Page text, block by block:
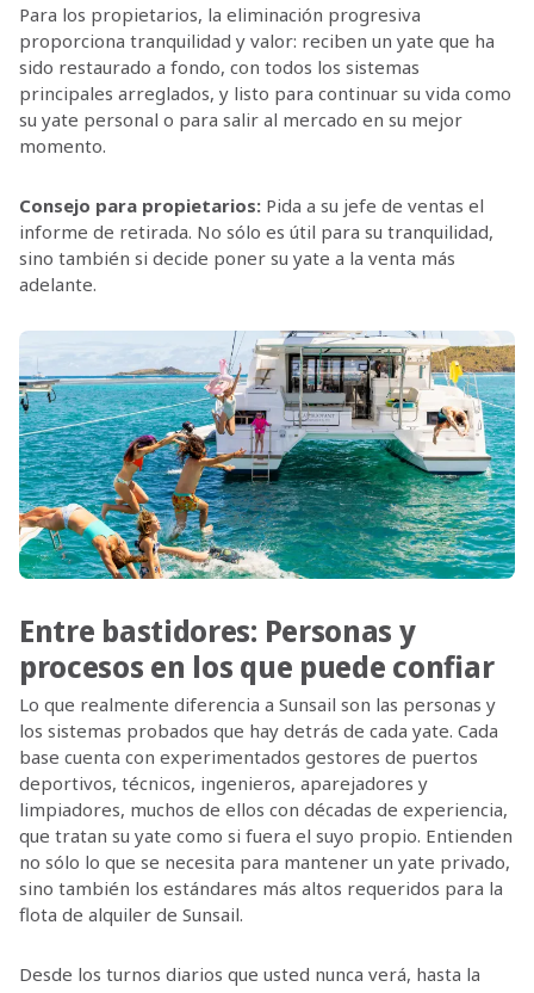
Para los propietarios, la eliminación progresiva
proporciona tranquilidad y valor: reciben un yate que ha
sido restaurado a fondo, con todos los sistemas
principales arreglados, y listo para continuar su vida como
su yate personal o para salir al mercado en su mejor
momento.
Consejo para propietarios:Pida a su jefe de ventas el
informe de retirada. No sólo es útil para su tranquilidad,
sino también si decide poner su yate a la venta más
adelante.
Entre bastidores: Personas y
procesos en los que puede confiar
Lo que realmente diferencia a Sunsail son las personas y
los sistemas probados que hay detrás de cada yate. Cada
base cuenta con experimentados gestores de puertos
deportivos, técnicos, ingenieros, aparejadores y
limpiadores, muchos de ellos con décadas de experiencia,
que tratan su yate como si fuera el suyo propio. Entienden
no sólo lo que se necesita para mantener un yate privado,
sino también los estándares más altos requeridos para la
flota de alquiler de Sunsail.
Desde los turnos diarios que usted nunca verá, hasta la